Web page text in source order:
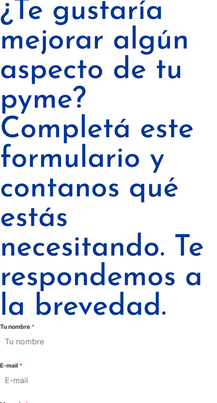
¿Te gustaría
mejorar algún
aspecto de tu
pyme?
Completá este
formulario y
contanos qué
estás
necesitando. Te
respondemos a
la brevedad.
Tu nombre *
E-mail *